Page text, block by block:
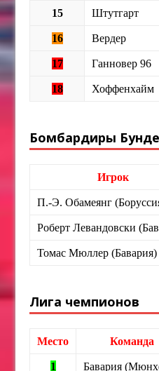
15 Штутгарт
16 Вердер
17 Ганновер 96
18 Хоффенхайм
Бомбардиры
Игрок
П.-Э. Обамеянг
Роберт Левандовски
Томас Мюллер (Бавария)
Лига чемпионов
Место Команда
1 Бавария